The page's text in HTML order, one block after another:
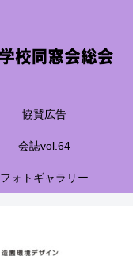
協賛広告
会誌vol.64
フォトギャラリー